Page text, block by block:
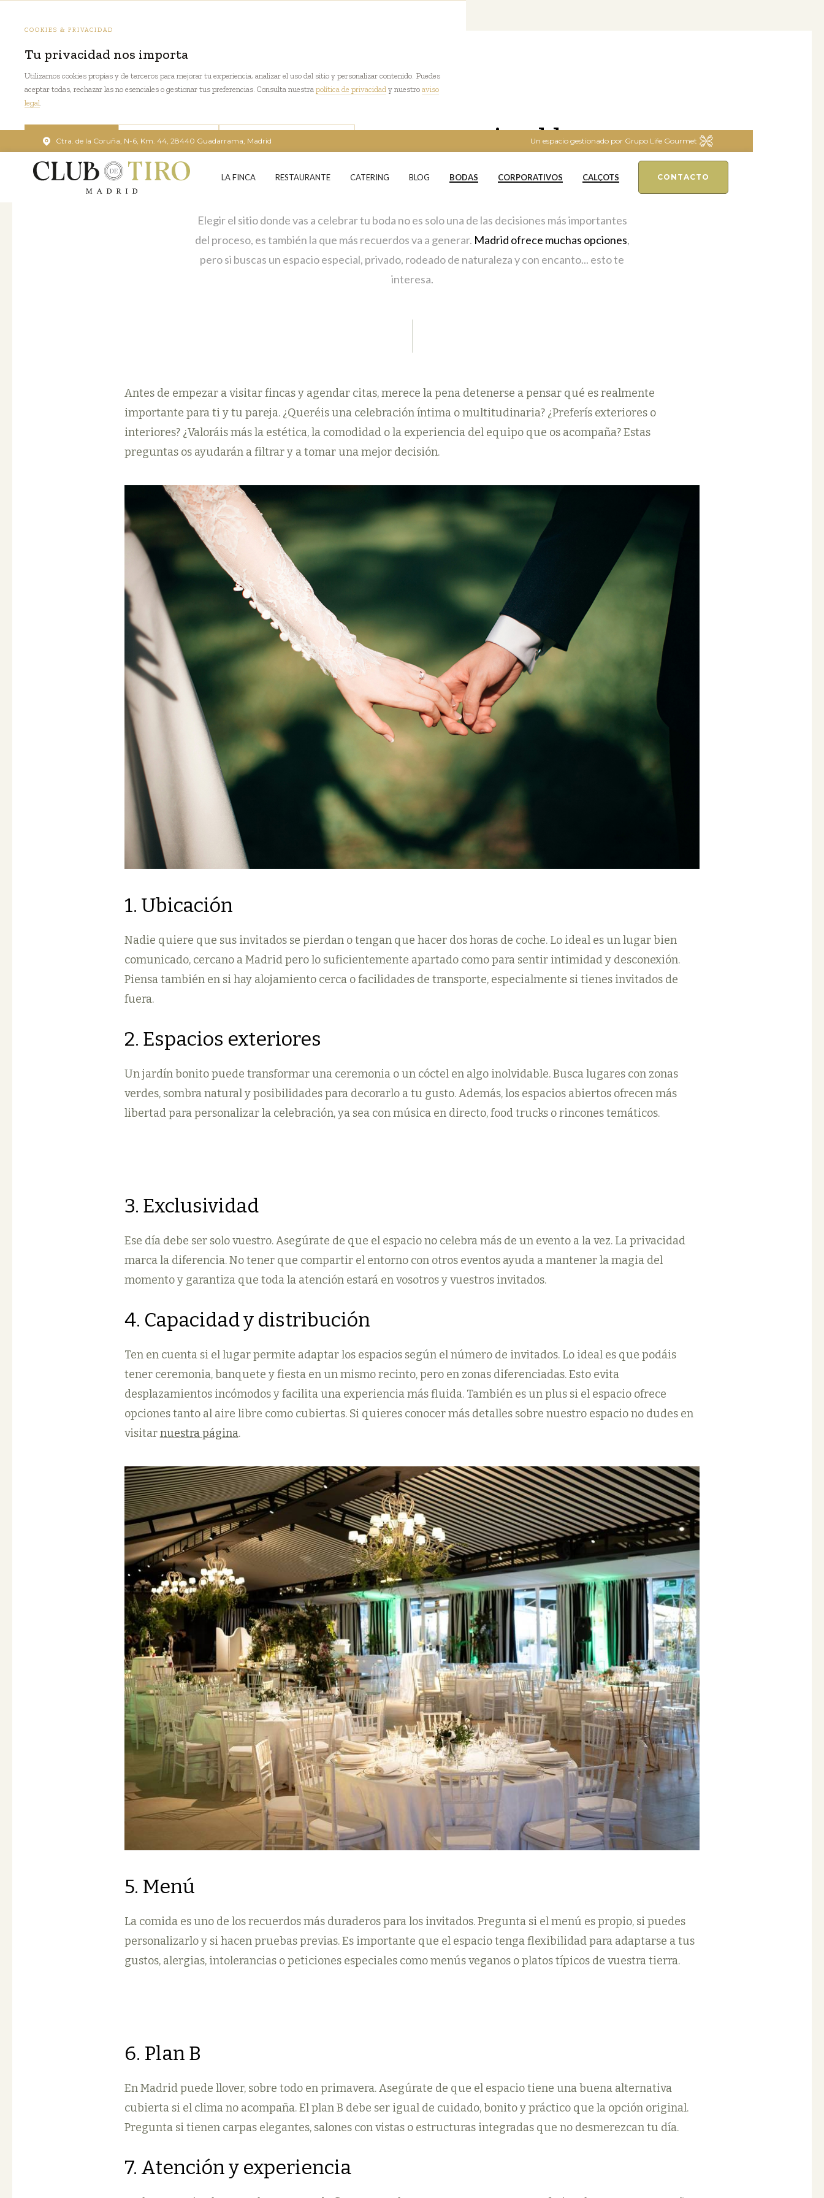
Las7 clavespara elegir el lugar
perfecto para tuboda en Madrid
Elegir el sitio donde vas a celebrar tu boda no es solo una de las decisiones más importantes
del proceso, es también la que más recuerdos va a generar. Madrid ofrece muchas opciones,
pero si buscas un espacio especial, privado, rodeado de naturaleza y con encanto... esto te
interesa.
Antes de empezar a visitar fincas y agendar citas, merece la pena detenerse a pensar qué es realmente
importante para ti y tu pareja. ¿Queréis una celebración íntima o multitudinaria? ¿Preferís exteriores o
interiores? ¿Valoráis más la estética, la comodidad o la experiencia del equipo que os acompaña? Estas
preguntas os ayudarán a filtrar y a tomar una mejor decisión.
1. Ubicación
Nadie quiere que sus invitados se pierdan o tengan que hacer dos horas de coche. Lo ideal es un lugar bien
comunicado, cercano a Madrid pero lo suficientemente apartado como para sentir intimidad y desconexión.
Piensa también en si hay alojamiento cerca o facilidades de transporte, especialmente si tienes invitados de
fuera.
2. Espacios exteriores
Un jardín bonito puede transformar una ceremonia o un cóctel en algo inolvidable. Busca lugares con zonas
verdes, sombra natural y posibilidades para decorarlo a tu gusto. Además, los espacios abiertos ofrecen más
libertad para personalizar la celebración, ya sea con música en directo, food trucks o rincones temáticos.
3. Exclusividad
Ese día debe ser solo vuestro. Asegúrate de que el espacio no celebra más de un evento a la vez. La privacidad
marca la diferencia. No tener que compartir el entorno con otros eventos ayuda a mantener la magia del
momento y garantiza que toda la atención estará en vosotros y vuestros invitados.
4. Capacidad y distribución
Ten en cuenta si el lugar permite adaptar los espacios según el número de invitados. Lo ideal es que podáis
tener ceremonia, banquete y fiesta en un mismo recinto, pero en zonas diferenciadas. Esto evita
desplazamientos incómodos y facilita una experiencia más fluida. También es un plus si el espacio ofrece
opciones tanto al aire libre como cubiertas. Si quieres conocer más detalles sobre nuestro espacio no dudes en
visitarnuestra página.
5. Menú
La comida es uno de los recuerdos más duraderos para los invitados. Pregunta si el menú es propio, si puedes
personalizarlo y si hacen pruebas previas. Es importante que el espacio tenga flexibilidad para adaptarse a tus
gustos, alergias, intolerancias o peticiones especiales como menús veganos o platos típicos de vuestra tierra.
6. Plan B
En Madrid puede llover, sobre todo en primavera. Asegúrate de que el espacio tiene una buena alternativa
cubierta si el clima no acompaña. El plan B debe ser igual de cuidado, bonito y práctico que la opción original.
Pregunta si tienen carpas elegantes, salones con vistas o estructuras integradas que no desmerezcan tu día.
7. Atención y experiencia
Ctra. de la Coruña, N-6, Km. 44, 28440 Guadarrama, Madrid Un espacio gestionado por Grupo Life Gourmet
LA FINCA RESTAURANTE CATERING BLOG BODAS CORPORATIVOS CALÇOTS CONTACTO
COOKIES & PRIVACIDAD
Tu privacidad nos importa
Utilizamos cookies propias y de terceros para mejorar tu experiencia, analizar el uso del sitio y personalizar contenido. Puedes
aceptar todas, rechazar las no esenciales o gestionar tus preferencias. Consulta nuestra política de privacidad y nuestro aviso
legal.
ACEPTAR TODAS SOLO NECESARIAS GESTIONAR PREFERENCIAS